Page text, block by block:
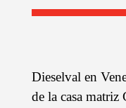
Dieselval en
de la casa matriz